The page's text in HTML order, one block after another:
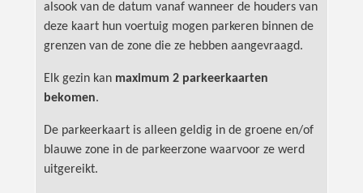
alsook van de datum vanaf wanneer de houders van
deze kaart hun voertuig mogen parkeren binnen de
grenzen van de zone die ze hebben aangevraagd.
Elk gezin kan maximum 2 parkeerkaarten
bekomen.
De parkeerkaart is alleen geldig in de groene en/of
blauwe zone in de parkeerzone waarvoor ze werd
uitgereikt.